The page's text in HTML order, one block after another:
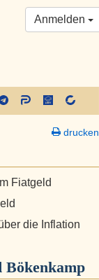
Anmelden
drucken
Fiatgeld
die Inflation